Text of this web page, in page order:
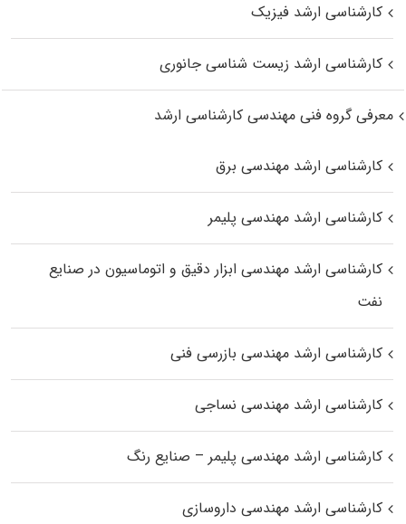
کارشناسی ارشد فیزیک
کارشناسی ارشد زیست‌ شناسی جانوری
معرفی گروه فنی مهندسی کارشناسی ارشد
کارشناسی ارشد مهندسی برق
کارشناسی ارشد مهندسی پلیمر
کارشناسی ارشد مهندسی ابزار دقیق و اتوماسیون در صنایع
نفت
کارشناسی ارشد مهندسی بازرسی فنی
کارشناسی ارشد مهندسی نساجی
کارشناسی ارشد مهندسی پلیمر – صنایع رنگ
کارشناسی ارشد مهندسی داروسازی